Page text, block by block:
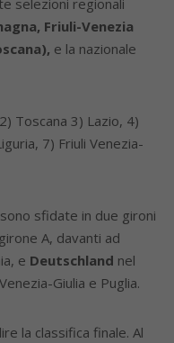
selezioni regionali
Friuli-Venezia
e la nazionale
Toscana 3) Lazio, 4)
7) Friuli Venezia-
sfidate in due gironi
A, davanti ad
e Deutschland nel
Giulia e Puglia.
la classifica finale. Al